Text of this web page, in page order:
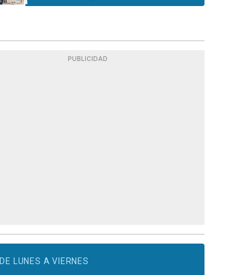
PUBLICIDAD
DE LUNES A VIERNES